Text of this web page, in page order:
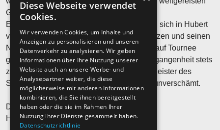
Gästen.
Einige dieser Unberechenbarkeiten werden sich in Hubert
von Goisern kommendem Programm fortsetzen und seinen
Niederschlag finden, wenn er 2027 wieder auf Tournee
geht. Hubert von Goisern wusste in der Vergangenheit stets
zu überraschen und war schon immer ein Meister des
Stilbruchs. Manchmal fließend, manchmal unverschämt.
Die Vergänglichkeit ist eine Konstante.
Heast as nit, wia die Zeit vergeht…?
Diese Webseite verwendet
Cookies.
Wir verwenden Cookies, um Inhalte und
Anzeigen zu personalisieren und unseren
Datenverkehr zu analysieren. Wir geben
Informationen über Ihre Nutzung unserer
Website auch an unsere Werbe- und
Analysepartner weiter, die diese
möglicherweise mit anderen Informationen
kombinieren, die Sie ihnen bereitgestellt
haben oder die sie im Rahmen Ihrer
Nutzung ihrer Dienste gesammelt haben.
Datenschutzrichtlinie